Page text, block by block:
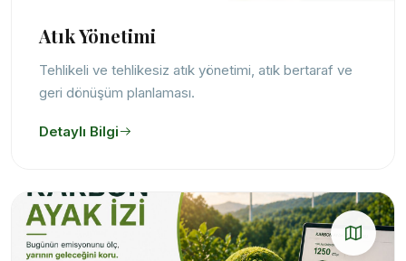
Atık Yönetimi
Tehlikeli ve tehlikesiz atık yönetimi, atık bertaraf ve
geri dönüşüm planlaması.
Detaylı Bilgi